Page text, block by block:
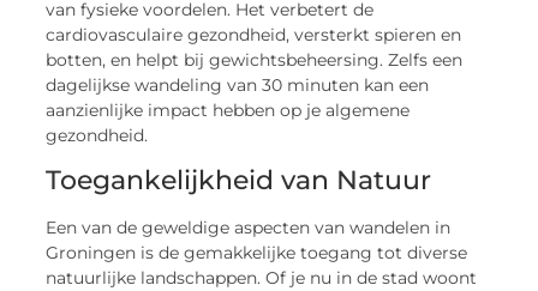
van fysieke voordelen. Het verbetert de
cardiovasculaire gezondheid, versterkt spieren en
botten, en helpt bij gewichtsbeheersing. Zelfs een
dagelijkse wandeling van 30 minuten kan een
aanzienlijke impact hebben op je algemene
gezondheid.
Toegankelijkheid van Natuur
Een van de geweldige aspecten van wandelen in
Groningen is de gemakkelijke toegang tot diverse
natuurlijke landschappen. Of je nu in de stad woont